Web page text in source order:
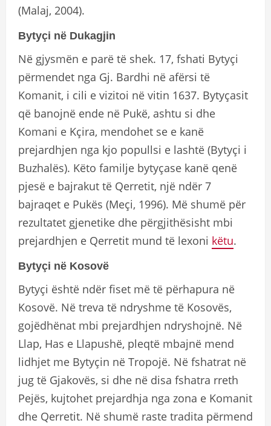
(Malaj, 2004).
Bytyçi në Dukagjin
Në gjysmën e parë të shek. 17, fshati Bytyçi
përmendet nga Gj. Bardhi në afërsi të
Komanit, i cili e vizitoi në vitin 1637. Bytyçasit
që banojnë ende në Pukë, ashtu si dhe
Komani e Kçira, mendohet se e kanë
prejardhjen nga kjo popullsi e lashtë (Bytyçi i
Buzhalës). Këto familje bytyçase kanë qenë
pjesë e bajrakut të Qerretit, një ndër 7
bajraqet e Pukës (Meçi, 1996). Më shumë për
rezultatet gjenetike dhe përgjithësisht mbi
prejardhjen e Qerretit mund të lexoni këtu.
Bytyçi në Kosovë
Bytyçi është ndër fiset më të përhapura në
Kosovë. Në treva të ndryshme të Kosovës,
gojëdhënat mbi prejardhjen ndryshojnë. Në
Llap, Has e Llapushë, pleqtë mbajnë mend
lidhjet me Bytyçin në Tropojë. Në fshatrat në
jug të Gjakovës, si dhe në disa fshatra rreth
Pejës, kujtohet prejardhja nga zona e Komanit
dhe Qerretit. Në shumë raste tradita përmend